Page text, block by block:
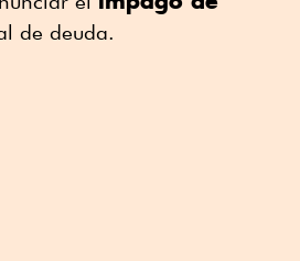
de deuda.